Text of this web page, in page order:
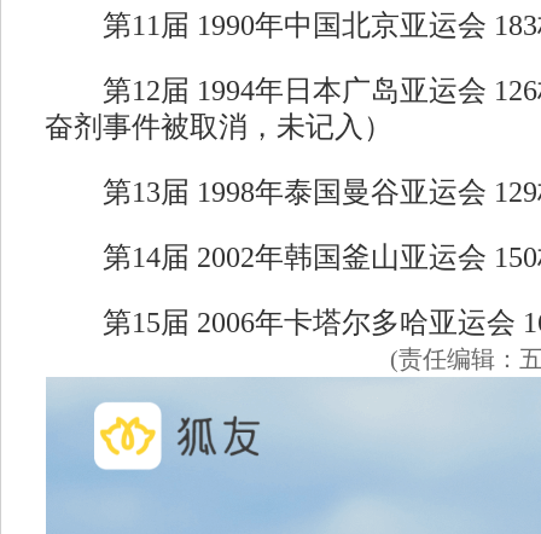
第11届 1990年中国北京亚运会
第12届 1994年日本广岛亚运会 126
奋剂事件被取消，未记入）
第13届 1998年泰国曼谷亚运会
第14届 2002年韩国釜山亚运会
第15届 2006年卡塔尔多哈亚运会
(责任编辑：